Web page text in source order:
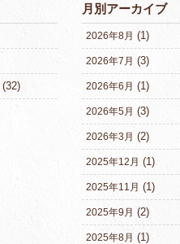
(32)
月別アーカイブ
2026年8月 (1)
2026年7月 (3)
2026年6月 (1)
2026年5月 (3)
2026年3月 (2)
2025年12月 (1)
2025年11月 (1)
2025年9月 (2)
2025年8月 (1)